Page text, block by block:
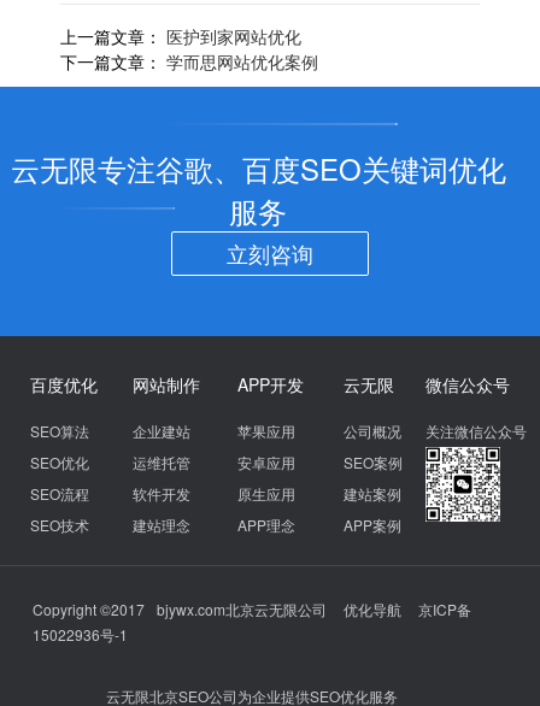
上一篇文章： 医护到家网站优化
下一篇文章： 学而思网站优化案例
云无限专注谷歌、百度SEO关键词优化
服务
立刻咨询
百度优化
SEO算法
SEO优化
SEO流程
SEO技术
网站制作
企业建站
运维托管
软件开发
建站理念
APP开发
苹果应用
安卓应用
原生应用
APP理念
云无限
公司概况
SEO案例
建站案例
APP案例
微信公众号
关注微信公众号
Copyright ©2017 bjywx.com北京云无限公司 优化导航
京ICP备
15022936号-1
云无限北京SEO公司为企业提供SEO优化服务